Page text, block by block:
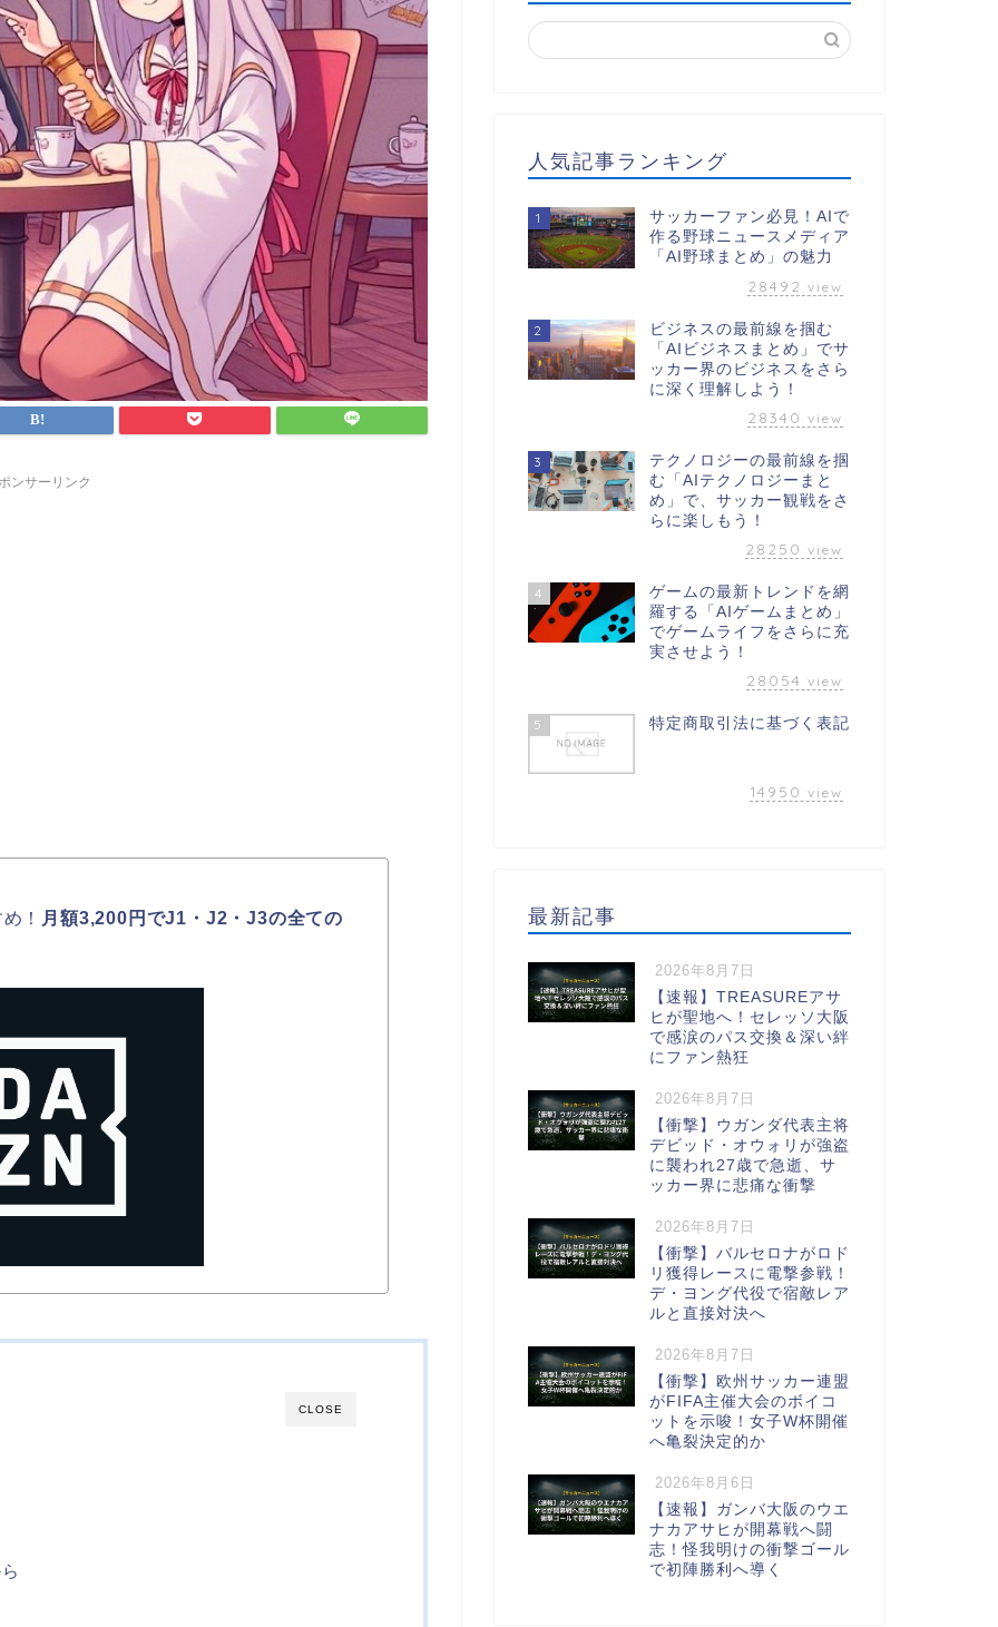
ンサーリンク
！ 月額3,200円でJ1・J2・J3の全ての
CLOSE
人気記事ランキング
1
サッカーファン必見！AIで
作る野球ニュースメディア
「AI野球まとめ」の魅力
28492 view
2
ビジネスの最前線を掴む
「AIビジネスまとめ」でサ
ッカー界のビジネスをさら
に深く理解しよう！
28340 view
3
テクノロジーの最前線を掴
む「AIテクノロジーまと
め」で、サッカー観戦をさ
らに楽しもう！
28250 view
4
ゲームの最新トレンドを網
羅する「AIゲームまとめ」
でゲームライフをさらに充
実させよう！
28054 view
5 特定商取引法に基づく表記
14950 view
最新記事
2026年8月7日
【速報】TREASUREアサ
ヒが聖地へ！セレッソ大阪
で感涙のパス交換＆深い絆
にファン熱狂
2026年8月7日
【衝撃】ウガンダ代表主将
デビッド・オウォリが強盗
に襲われ27歳で急逝、サ
ッカー界に悲痛な衝撃
2026年8月7日
【衝撃】バルセロナがロド
リ獲得レースに電撃参戦！
デ・ヨング代役で宿敵レア
ルと直接対決へ
2026年8月7日
【衝撃】欧州サッカー連盟
がFIFA主催大会のボイコ
ットを示唆！女子W杯開催
へ亀裂決定的か
2026年8月6日
【速報】ガンバ大阪のウエ
ナカアサヒが開幕戦へ闘
志！怪我明けの衝撃ゴール
で初陣勝利へ導く